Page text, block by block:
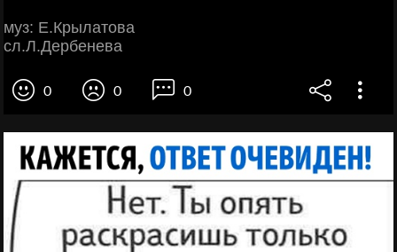
муз: Е.Крылатова
сл.Л.Дербенева
0 0 0